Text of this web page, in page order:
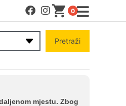
0
Pretraži
mjestu. Zbog
Račun